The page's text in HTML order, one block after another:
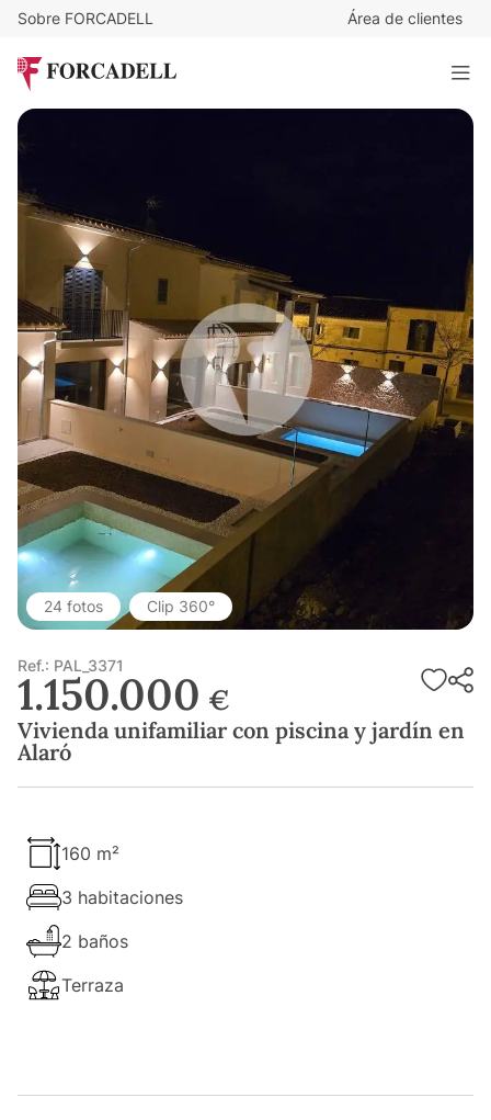
Sobre FORCADELL Área de clientes
1.150.000
160 m² · 3 habitaciones
24 fotos Clip 360°
Ref.: PAL_3371
1.150.000 €
Vivienda unifamiliar con piscina y jardín en
Alaró
160 m²
3 habitaciones
2 baños
Terraza